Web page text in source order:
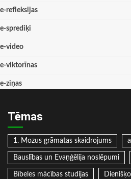
e-refleksijas
e-sprediķi
e-video
e-viktorīnas
e-ziņas
Tēmas
1. Mozus grāmatas skaidrojums
Bauslības un Evaņģēlija noslēpumi
Bībeles mācības studijas